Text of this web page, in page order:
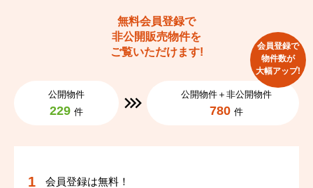
無料会員登録で
非公開販売物件を
ご覧いただけます!
公開物件
229 件
公開物件＋非公開物件
780 件
会員登録で
物件数が
大幅アップ!
会員登録は無料！